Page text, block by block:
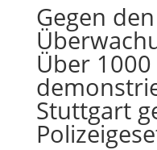
Gegen den
Über
Stuttgart